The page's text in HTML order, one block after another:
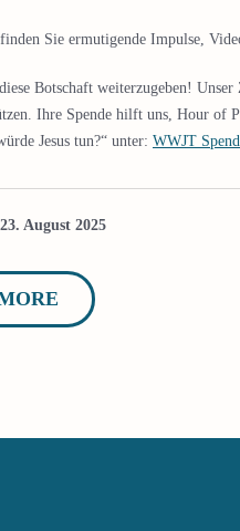
finden Sie ermutigende Impulse,
Botschaft weiterzugeben!
Ihre Spende hilft uns, Hour of
Jesus tun?“ unter: WWJT
23. August 2025